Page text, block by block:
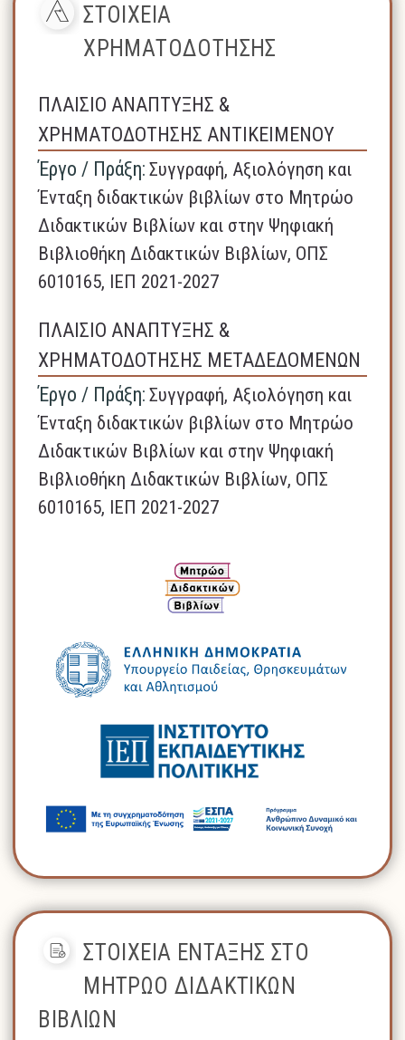
ΣΤΟΙΧΕΙΑ
ΧΡΗΜΑΤΟΔΟΤΗΣΗΣ
ΠΛΑΙΣΙΟ ΑΝΑΠΤΥΞΗΣ &
ΧΡΗΜΑΤΟΔΟΤΗΣΗΣ ΑΝΤΙΚΕΙΜΕΝΟΥ
Έργο / Πράξη: Συγγραφή, Αξιολόγηση και
Ένταξη διδακτικών βιβλίων στο Μητρώο
Διδακτικών Βιβλίων και στην Ψηφιακή
Βιβλιοθήκη Διδακτικών Βιβλίων, ΟΠΣ
6010165, ΙΕΠ 2021-2027
ΠΛΑΙΣΙΟ ΑΝΑΠΤΥΞΗΣ &
ΧΡΗΜΑΤΟΔΟΤΗΣΗΣ ΜΕΤΑΔΕΔΟΜΕΝΩΝ
Έργο / Πράξη: Συγγραφή, Αξιολόγηση και
Ένταξη διδακτικών βιβλίων στο Μητρώο
Διδακτικών Βιβλίων και στην Ψηφιακή
Βιβλιοθήκη Διδακτικών Βιβλίων, ΟΠΣ
6010165, ΙΕΠ 2021-2027
ΣΤΟΙΧΕΙΑ ΕΝΤΑΞΗΣ ΣΤΟ
ΜΗΤΡΩΟ ΔΙΔΑΚΤΙΚΩΝ
ΒΙΒΛΙΩΝ